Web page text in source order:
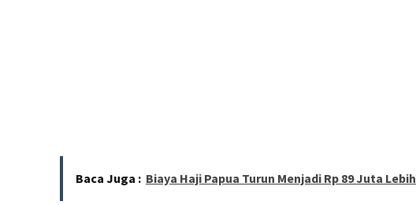
Baca Juga : Biaya Haji Papua Turun Menjadi Rp 89 Juta Lebih